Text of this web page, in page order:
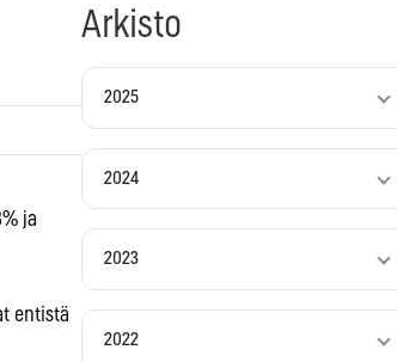
ja
entistä
Arkisto
2025
2024
2023
2022